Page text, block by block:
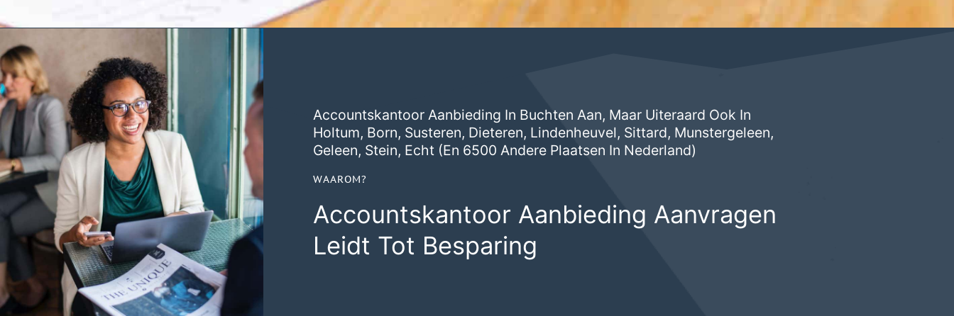
Accountskantoor Aanbieding In Buchten Aan, Maar Uiteraard Ook In
Holtum, Born, Susteren, Dieteren, Lindenheuvel, Sittard, Munstergeleen,
Geleen, Stein, Echt (en 6500 Andere Plaatsen In Nederland)
WAAROM?
Accountskantoor Aanbieding Aanvragen
Leidt Tot Besparing